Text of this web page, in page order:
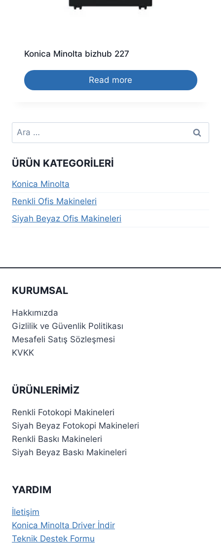
Konica Minolta bizhub 227
Read more
Arama:
ÜRÜN KATEGORILERI
Konica Minolta
Renkli Ofis Makineleri
Siyah Beyaz Ofis Makineleri
KURUMSAL
Hakkımızda
Gizlilik ve Güvenlik Politikası
Mesafeli Satış Sözleşmesi
KVKK
ÜRÜNLERIMIZ
Renkli Fotokopi Makineleri
Siyah Beyaz Fotokopi Makineleri
Renkli Baskı Makineleri
Siyah Beyaz Baskı Makineleri
YARDIM
İletişim
Konica Minolta Driver İndir
Teknik Destek Formu